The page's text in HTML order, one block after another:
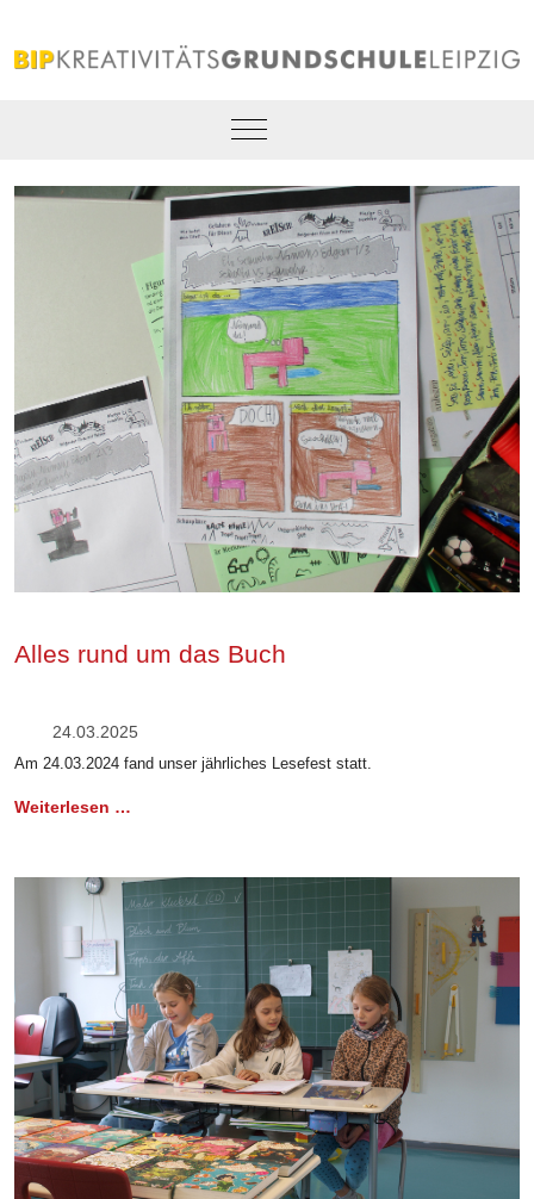
Mobile Menu Toggle
Alles rund um das Buch
24.03.2025
Am 24.03.2024 fand unser jährliches Lesefest statt.
Weiterlesen …